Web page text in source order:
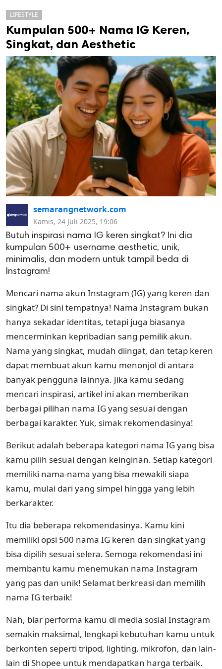
cipta.
LIFESTYLE
Kumpulan 500+ Nama IG Keren,
Singkat, dan Aesthetic
semarangnetwork.com
Kamis, 24 Juli 2025, 19:06
Butuh inspirasi nama IG keren singkat? Ini dia
kumpulan 500+ username aesthetic, unik,
minimalis, dan modern untuk tampil beda di
Instagram!
Mencari nama akun Instagram (IG) yang keren dan
singkat? Di sini tempatnya! Nama Instagram bukan
hanya sekadar identitas, tetapi juga biasanya
mencerminkan kepribadian sang pemilik akun.
Nama yang singkat, mudah diingat, dan tetap keren
dapat membuat akun kamu menonjol di antara
banyak pengguna lainnya. Jika kamu sedang
mencari inspirasi, artikel ini akan memberikan
berbagai pilihan nama IG yang sesuai dengan
berbagai karakter. Yuk, simak rekomendasinya!
Berikut adalah beberapa kategori nama IG yang bisa
kamu pilih sesuai dengan keinginan. Setiap kategori
memiliki nama-nama yang bisa mewakili siapa
kamu, mulai dari yang simpel hingga yang lebih
berkarakter.
Itu dia beberapa rekomendasinya. Kamu kini
memiliki opsi 500 nama IG keren dan singkat yang
bisa dipilih sesuai selera. Semoga rekomendasi ini
membantu kamu menemukan nama Instagram
yang pas dan unik! Selamat berkreasi dan memilih
nama IG terbaik!
Nah, biar performa kamu di media sosial Instagram
semakin maksimal, lengkapi kebutuhan kamu untuk
berkonten seperti tripod, lighting, mikrofon, dan lain-
lain di Shopee untuk mendapatkan harga terbaik.